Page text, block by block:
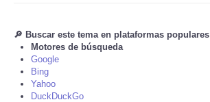
CATEGORIES
CARTOONS
🔎 Buscar este tema en plataformas populares
Motores de búsqueda
Google
Bing
Yahoo
DuckDuckGo